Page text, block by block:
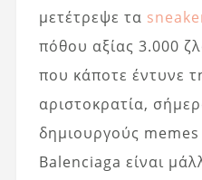
μετέτρεψε τα
πόθου αξίας 3.000
που κάποτε έντυνε
αριστοκρατία,
δημιουργούς
Balenciaga είναι